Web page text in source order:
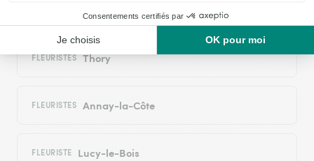
Tharot
FLEURISTES Thory
FLEURISTES Annay-la-Côte
FLEURISTE Lucy-le-Bois